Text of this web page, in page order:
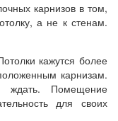
карнизов в том,
а не к стенам.
кажутся более
карнизам.
ждать. Помещение
для своих